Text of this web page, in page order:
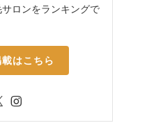
ロンをランキングで
はこちら